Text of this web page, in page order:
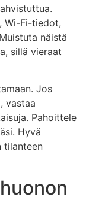
Wi-Fi-tiedot,
näistä
sillä vieraat
Jos
vastaa
Pahoittele
Hyvä
tilanteen